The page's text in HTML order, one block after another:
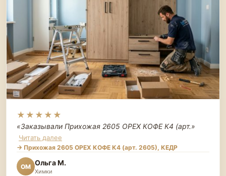
★★★★★
«Заказывали Прихожая 2605 ОРЕХ КОФЕ К4 (арт.»
Читать далее
→ Прихожая 2605 ОРЕХ КОФЕ К4 (арт. 2605), КЕДР
ОМ Ольга М.
Химки